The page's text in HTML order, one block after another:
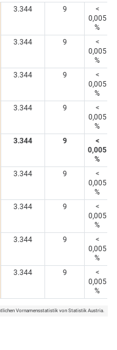
3.344 9
<
0,005
%
3.344 9
<
0,005
%
3.344 9
<
0,005
%
3.344 9
<
0,005
%
3.344 9
<
0,005
%
3.344 9
<
0,005
%
3.344 9
<
0,005
%
3.344 9
<
0,005
%
3.344 9
<
0,005
%
Vornamensstatistik von Statistik Austria.